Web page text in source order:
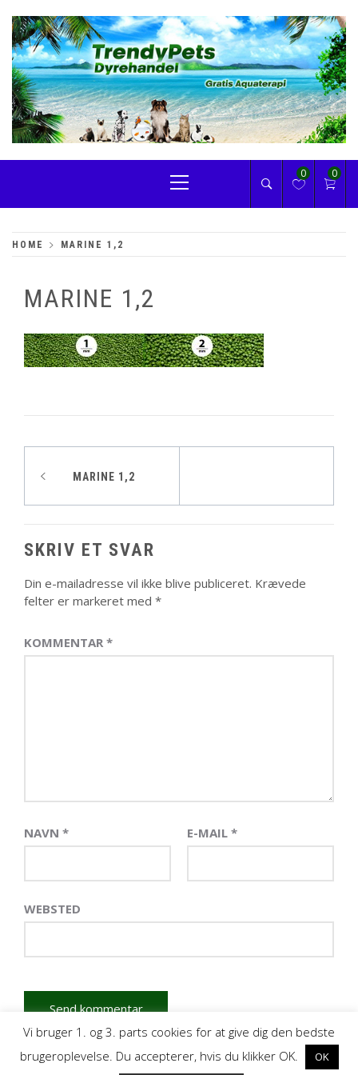
content
TRENDYPETS
Menu
0 0
HOME MARINE 1,2
MARINE 1,2
Indlægsnavigation
MARINE 1,2
SKRIV ET SVAR
Din e-mailadresse vil ikke blive publiceret. Krævede
felter er markeret med *
KOMMENTAR *
NAVN * E-MAIL *
WEBSTED
Vi bruger 1. og 3. parts cookies for at give dig den bedste
brugeroplevelse. Du accepterer, hvis du klikker OK.
OK